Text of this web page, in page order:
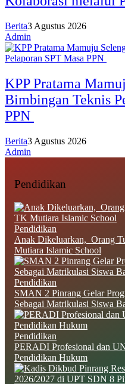
Berita3 Agustus 2026
Admin
KPP Pratama
Bimbingan Teknis
PPN
Berita3 Agustus 2026
Admin
Pendidikan
Pendidikan
Anak Dikeluarkan, Orang
Mutiara Islamic School
Pendidikan
SMAN 2 Pinrang Gelar
Sebagai Matrikulasi Siswa
Pendidikan
PERADI Profesional dan
Pendidikan Hukum